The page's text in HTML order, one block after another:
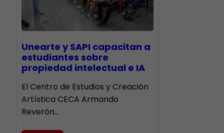
Unearte y SAPI capacitan a
estudiantes sobre
propiedad intelectual e IA
El Centro de Estudios y Creación
Artística CECA Armando
Reverón…